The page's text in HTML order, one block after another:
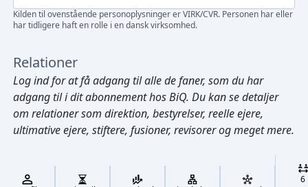
Cmd/Ctrl + K
Kilden til ovenstående personoplysninger er VIRK/CVR. Personen har eller
har tidligere haft en rolle i en dansk virksomhed.
Relationer
Log indfor at få adgang til alle de faner, som du har
adgang til i dit abonnement hos BiQ. Du kan se detaljer
om relationer som direktion, bestyrelser, reelle ejere,
ultimative ejere, stiftere, fusioner, revisorer og meget mere.
6